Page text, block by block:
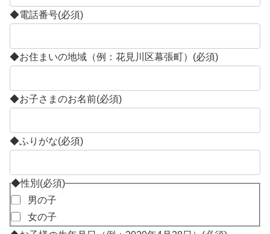
◆電話番号(必須)
◆お住まいの地域（例：花見川区幕張町） (必須)
◆お子さまのお名前(必須)
◆ふりがな(必須)
◆性別 (必須)
男の子
女の子